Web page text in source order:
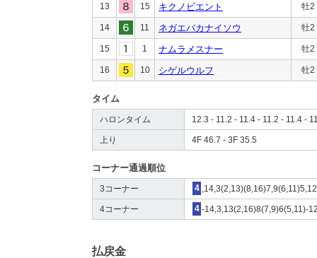
13 15 キクノビエント 牡2
14 11 ネガエバカナイソウ 牡2
15 1 ナムラメスナー 牡2
16 10 シゲルウルフ 牡2
タイム
ハロンタイム 12.3 - 11.2 - 11.4 - 11.2 - 11.4 -
上り 4F 46.7 - 3F 35.5
コーナー通過順位
3コーナー 4
4コーナー 4 -14,3,13(2,16)8(7,9)6(5,11)-
払戻金